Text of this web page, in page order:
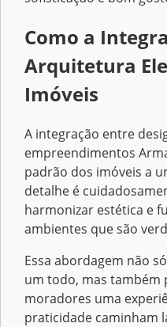
Como a
Arquitetura
Imóveis
A integração entre
empreendimentos
padrão dos imóveis a
detalhe é
harmonizar estética e
ambientes que são
Essa abordagem não
um todo, mas também
moradores uma
praticidade caminham